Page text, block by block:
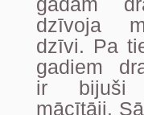
gadam
dzīvoja
dzīvi. Pa
gadiem
ir bijuši
mācītāji.